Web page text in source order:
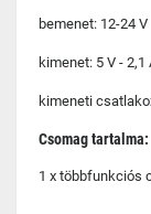
bemenet: 12-24 V
kimenet: 5 V - 2,1
kimeneti
Csomag tartalma:
1 x többfunkciós